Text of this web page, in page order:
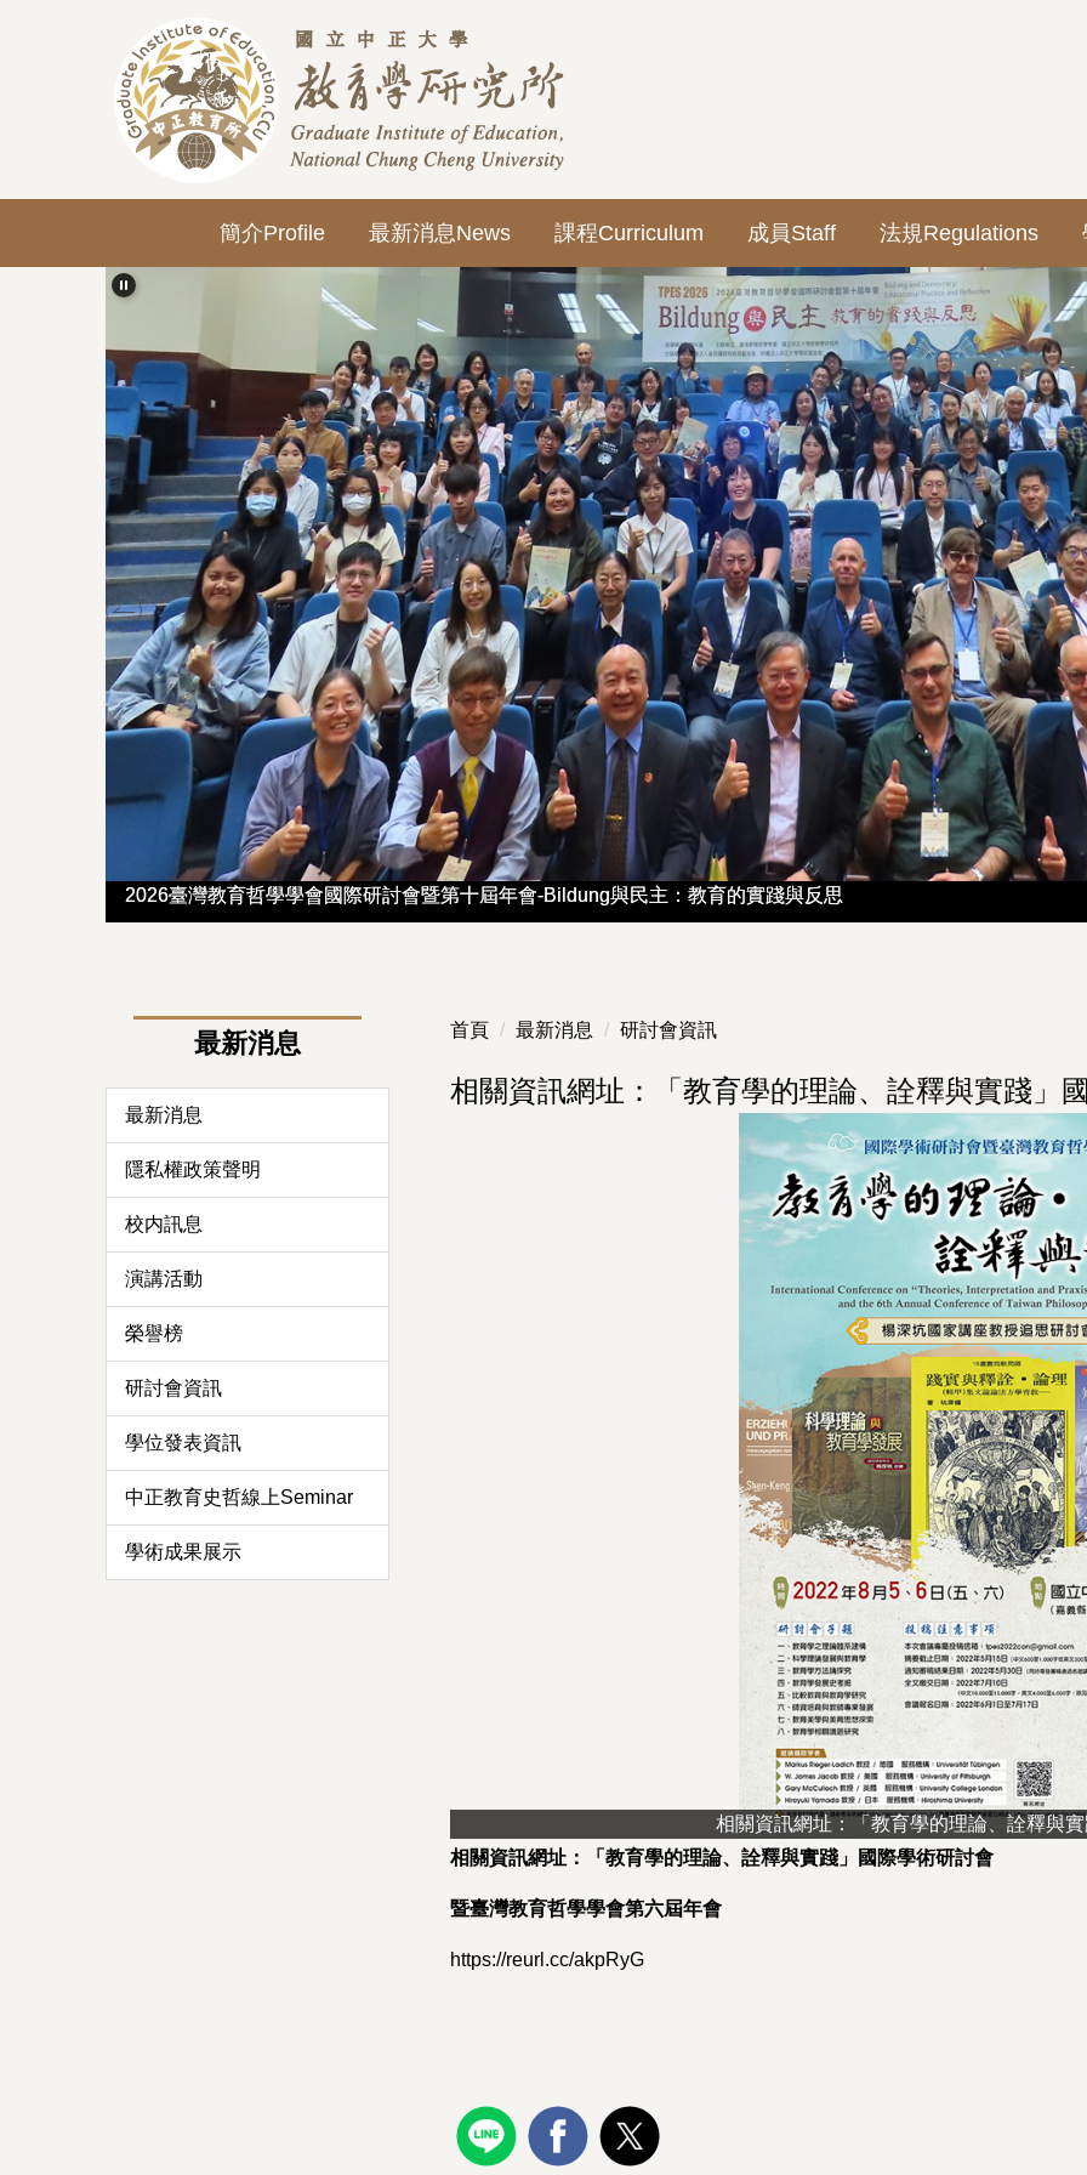
簡介Profile 最新消息News 課程Curriculum 成員Staff 法規Regulations
2026臺灣教育哲學學會國際研討會暨第十屆年會-Bildung與民主：教育的實踐與反思
2026臺灣教育哲學學會國際研討會暨第十屆年會-Bildung與民主：教育的實踐與反思
最新消息
最新消息
隱私權政策聲明
校内訊息
演講活動
榮譽榜
研討會資訊
學位發表資訊
中正教育史哲線上Seminar
學術成果展示
首頁 最新消息 研討會資訊
相關資訊網址：「教育學的理論、詮釋與實踐」
相關資訊網址：「教育學的理論、詮釋與
相關資訊網址：「教育學的理論、詮釋與實踐」國際學術研討會
暨臺灣教育哲學學會第六屆年會
https://reurl.cc/akpRyG